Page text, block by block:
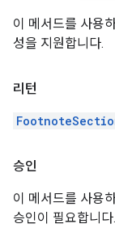
이 메서드를 사용
성을 지원합니다.
리턴
승인
이 메서드를 사용
승인이 필요합니다.